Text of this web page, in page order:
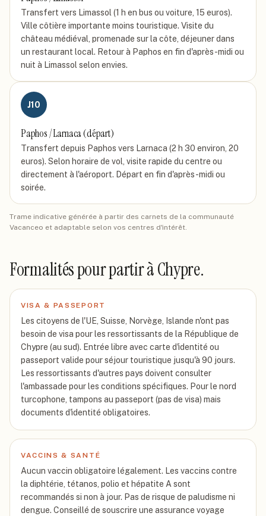
Transfert vers Limassol (1 h en bus ou voiture, 15 euros).
Ville côtière importante moins touristique. Visite du
château médiéval, promenade sur la côte, déjeuner dans
un restaurant local. Retour à Paphos en fin d'après-midi ou
nuit à Limassol selon envies.
J10
Paphos / Larnaca (départ)
Transfert depuis Paphos vers Larnaca (2 h 30 environ, 20
euros). Selon horaire de vol, visite rapide du centre ou
directement à l'aéroport. Départ en fin d'après-midi ou
soirée.
Trame indicative générée à partir des carnets de la communauté
Vacanceo et adaptable selon vos centres d'intérêt.
Formalités pour partirà Chypre.
VISA & PASSEPORT
Les citoyens de l'UE, Suisse, Norvège, Islande n'ont pas
besoin de visa pour les ressortissants de la République de
Chypre (au sud). Entrée libre avec carte d'identité ou
passeport valide pour séjour touristique jusqu'à 90 jours.
Les ressortissants d'autres pays doivent consulter
l'ambassade pour les conditions spécifiques. Pour le nord
turcophone, tampons au passeport (pas de visa) mais
documents d'identité obligatoires.
VACCINS & SANTÉ
Aucun vaccin obligatoire légalement. Les vaccins contre
la diphtérie, tétanos, polio et hépatite A sont
recommandés si non à jour. Pas de risque de paludisme ni
dengue. Conseillé de souscrire une assurance voyage